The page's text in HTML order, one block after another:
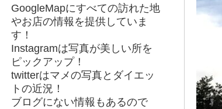
GoogleMapにすべての訪れた地
やお店の情報を提供していま
す！
Instagramは写真が美しい所を
ピックアップ！
twitterはマメの写真とダイエッ
トの近況！
ブログにない情報もあるので